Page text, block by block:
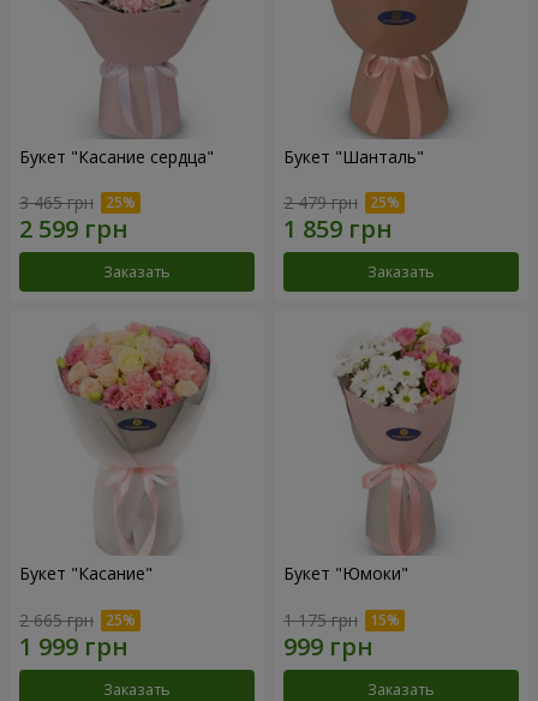
Букет "Касание сердца"
3 465 грн
Заказать
Букет "Шанталь"
2 479 грн
Заказать
Букет "Касание"
2 665 грн
Заказать
Букет "Юмоки"
1 175 грн
Заказать